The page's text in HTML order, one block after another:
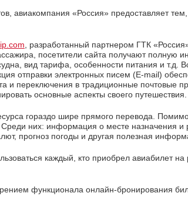
авиакомпания «Россия» предоставляет
, разработанный партнером ГТК
посетители сайта получают полную
вид тарифа, особенности питания и
отправки электронных писем (E-mail)
переключения в традиционные почтовые
основные аспекты своего путешествия.
гораздо шире прямого перевода.
. Среди них: информация о месте назначения и
прогноз погоды и другая полезная
каждый, кто приобрел авиабилет
функционала онлайн-бронирования